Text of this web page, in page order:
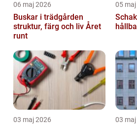
06 maj 2026
Buskar i trädgården
struktur, färg och liv Året
runt
05
Schaktning
03 maj 2026 03